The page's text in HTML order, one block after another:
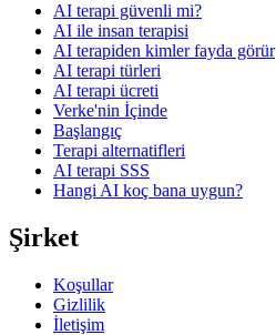
AI terapi güvenli mi?
AI ile insan terapisi
AI terapiden kimler fayda görür
AI terapi türleri
AI terapi ücreti
Verke'nin İçinde
Başlangıç
Terapi alternatifleri
AI terapi SSS
Hangi AI koç bana uygun?
Şirket
Koşullar
Gizlilik
İletişim